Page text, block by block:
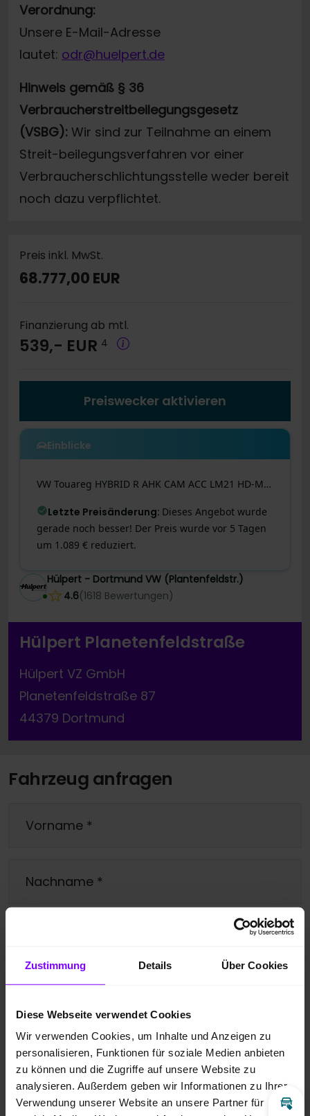
Zustimmung Details Über Cookies
Diese Webseite verwendet Cookies
Wir verwenden Cookies, um Inhalte und Anzeigen zu
personalisieren, Funktionen für soziale Medien anbieten
zu können und die Zugriffe auf unsere Website zu
analysieren. Außerdem geben wir Informationen zu Ihrer
Verwendung unserer Website an unsere Partner für
Verordnung:
Unsere E-Mail-Adresse
lautet: odr@huelpert.de
Hinweis gemäß § 36
Verbraucherstreitbeilegungsgesetz
(VSBG): Wir sind zur Teilnahme an einem
Streit-beilegungsverfahren vor einer
Verbraucherschlichtungsstelle weder bereit
noch dazu verpflichtet.
Preis inkl. MwSt.
68.777,00 EUR
Finanzierung ab mtl.
539,- EUR 4
Preiswecker aktivieren
Einblicke
VW Touareg HYBRID R AHK CAM ACC LM21 HD-MATRIX NAVI
Letzte Preisänderung: Dieses Angebot wurde
gerade noch besser! Der Preis wurde vor 5 Tagen
um 1.089 € reduziert.
Hülpert - Dortmund VW (Plantenfeldstr.)
4.6(1618 Bewertungen)
Hülpert Planetenfeldstraße
Hülpert VZ GmbH
Planetenfeldstraße 87
44379 Dortmund
Fahrzeug anfragen
Vorname *
Nachname *
Ihre Nachricht*